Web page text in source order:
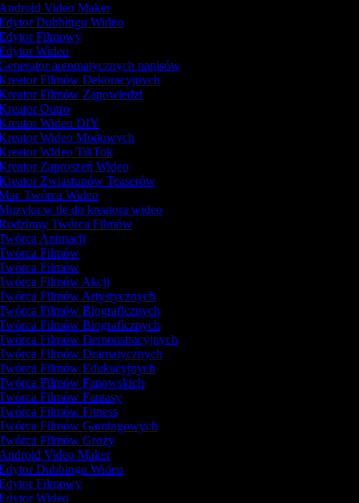
Video Maker
Dubbingu Wideo
Filmowy
Wideo
automatycznych napisów
Filmów Dekoracyjnych
Filmów Zapowiedzi
Outro
Wideo DIY
Wideo Modowych
Wideo TikTok
Zaproszeń Wideo
Zwiastunów Teaserów
Twórca Wideo
w tle do kreatora wideo
Twórca Filmów
Animacji
Filmów
Filmów
Filmów Akcji
Filmów Artystycznych
Filmów Biograficznych
Filmów Biograficznych
Filmów Demonstracyjnych
Filmów Dramatycznych
Filmów Edukacyjnych
Filmów Fanowskich
Filmów Fantasy
Filmów Fitness
Filmów Gamingowych
Filmów Grozy
Video Maker
Dubbingu Wideo
Filmowy
Wideo